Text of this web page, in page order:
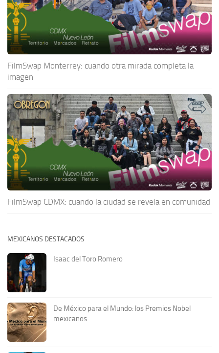
FilmSwap Monterrey: cuando otra mirada completa la
imagen
FilmSwap CDMX: cuando la ciudad se revela en comunidad
MEXICANOS DESTACADOS
Isaac del Toro Romero
De México para el Mundo: los Premios Nobel
mexicanos